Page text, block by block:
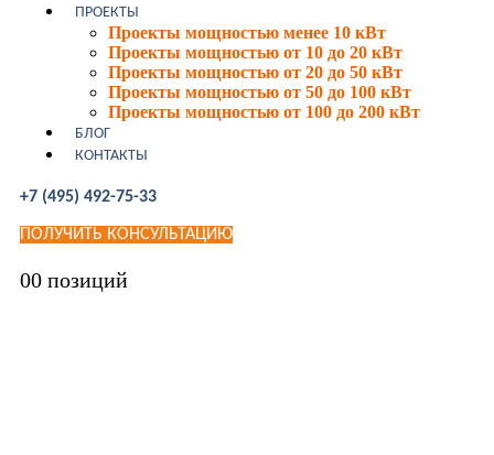
ПРОЕКТЫ
Проекты мощностью менее 10 кВт
Проекты мощностью от 10 до 20 кВт
Проекты мощностью от 20 до 50 кВт
Проекты мощностью от 50 до 100 кВт
Проекты мощностью от 100 до 200 кВт
БЛОГ
КОНТАКТЫ
+7 (495) 492-75-33
ПОЛУЧИТЬ КОНСУЛЬТАЦИЮ
00 позиций